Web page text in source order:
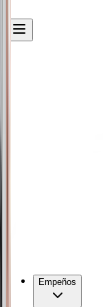
Empeños